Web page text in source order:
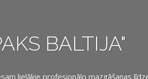
BALTIJA"
lielākie profesionālo mazgāšanas